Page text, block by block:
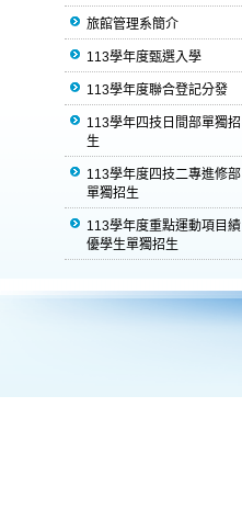
旅館管理系簡介
113學年度甄選入學
113學年度聯合登記分發
113學年四技日間部單獨招
生
113學年度四技二專進修部
單獨招生
113學年度重點運動項目績
優學生單獨招生